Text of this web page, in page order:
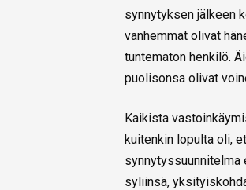
synnytyksen jälkeen
vanhemmat olivat
tuntematon henkilö.
puolisonsa olivat
Kaikista
kuitenkin lopulta oli,
synnytyssuunnitelma
syliinsä,